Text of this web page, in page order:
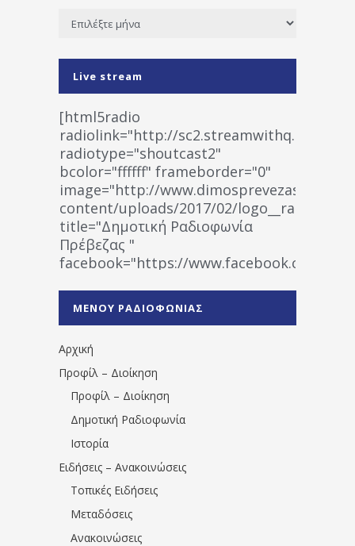
Ιστορικό
Live stream
[html5radio
radiolink="http://
radiotype="shoutcast2"
bcolor="ffffff" frameborder="0"
image="http://www.dimosprevezas.gr/wp-
content/uploads/2017/02/
title="Δημοτική Ραδιοφωνία
Πρέβεζας "
facebook="https://www.facebook.com/
1531194763766854/" artist="" ]
ΜΕΝΟΥ ΡΑΔΙΟΦΩΝΙΑΣ
Αρχική
Προφίλ – Διοίκηση
Προφίλ – Διοίκηση
Δημοτική Ραδιοφωνία
Ιστορία
Ειδήσεις – Ανακοινώσεις
Τοπικές Ειδήσεις
Μεταδόσεις
Ανακοινώσεις